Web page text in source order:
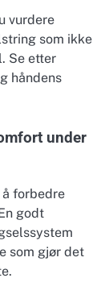
vurdere
som ikke
Se etter
håndens
under
forbedre
godt
som gjør det